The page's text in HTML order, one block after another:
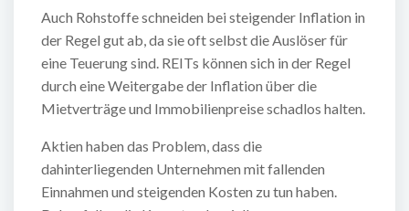
Auch Rohstoffe schneiden bei steigender Inflation in
der Regel gut ab, da sie oft selbst die Auslöser für
eine Teuerung sind. REITs können sich in der Regel
durch eine Weitergabe der Inflation über die
Mietverträge und Immobilienpreise schadlos halten.
Aktien haben das Problem, dass die
dahinterliegenden Unternehmen mit fallenden
Einnahmen und steigenden Kosten zu tun haben.